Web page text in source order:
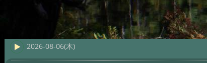
2026-08-06(木)